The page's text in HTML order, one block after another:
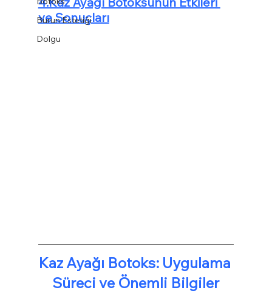
Burun Estetiği
Dolgu
ve Sonuçları
Kaz Ayağı Botoks: Uygulama
Süreci ve Önemli Bilgiler